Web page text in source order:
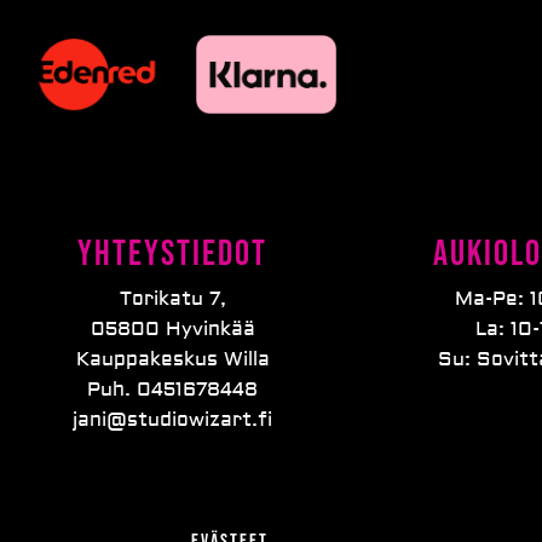
Yhteystiedot
Torikatu 7,
05800 Hyvinkää
Kauppakeskus Willa
Puh. 0451678448
jani@studiowizart.fi
Ma-Pe:
La: 10-
Su: